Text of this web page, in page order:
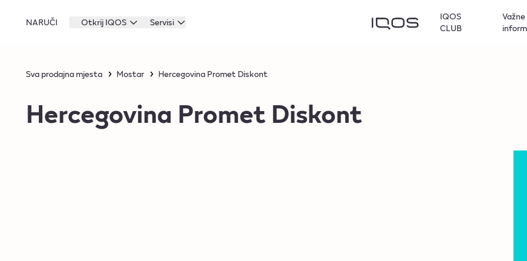
NARUČI Otkrij IQOS Servisi
IQOS
CLUB
Važne
Sva prodajna mjesta Mostar Hercegovina Promet Diskont
Hercegovina Promet Diskont